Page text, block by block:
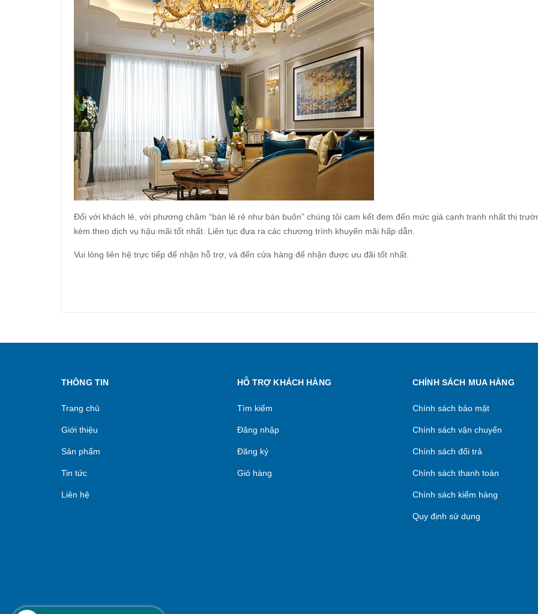
Đối với khách lẻ, với phương châm “bán lẻ rẻ như bán buôn” chúng tôi cam kết đem đến mức giá cạnh tranh nhất thị
kèm theo dịch vụ hậu mãi tốt nhất. Liên tục đưa ra các chương trình khuyến mãi hấp dẫn.
Vui lòng liên hệ trực tiếp để nhận hỗ trợ, và đến cửa hàng để nhận được ưu đãi tốt nhất.
THÔNG TIN
Trang chủ
Giới thiệu
Sản phẩm
Tin tức
Liên hệ
HỖ TRỢ KHÁCH HÀNG
Tìm kiếm
Đăng nhập
Đăng ký
Giỏ hàng
CHÍNH SÁCH MUA HÀNG
Chính sách bảo mật
Chính sách vận chuyển
Chính sách đổi trả
Chính sách thanh toán
Chính sách kiểm hàng
Quy định sử dụng